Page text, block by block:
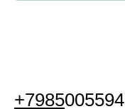
+7985